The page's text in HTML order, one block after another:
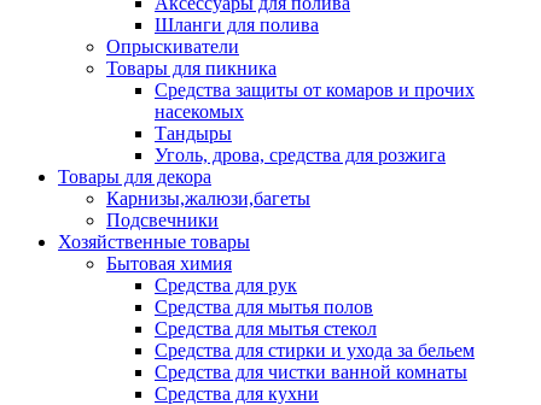
Шланги для полива
Опрыскиватели
Товары для пикника
Средства защиты от комаров и прочих
насекомых
Тандыры
Уголь, дрова, средства для розжига
Товары для декора
Карнизы,жалюзи,багеты
Подсвечники
Хозяйственные товары
Бытовая химия
Средства для рук
Средства для мытья полов
Средства для мытья стекол
Средства для стирки и ухода за бельем
Средства для чистки ванной комнаты
Средства для кухни